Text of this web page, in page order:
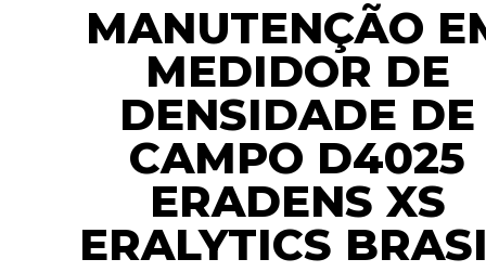
MANUTENÇÃO
MEDIDOR DE
DENSIDADE DE
CAMPO D4025
ERADENS XS
ERALYTICS